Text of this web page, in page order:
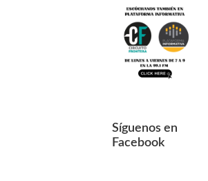
Síguenos en
Facebook